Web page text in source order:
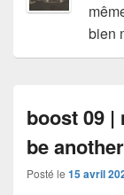
bien
boost 09
be
Posté le 15 avril